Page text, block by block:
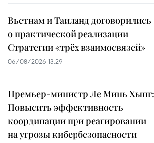
Вьетнам и Таиланд договорились
о практической реализации
Стратегии «трёх взаимосвязей»
06/08/2026 13:29
Премьер-министр Ле Минь Хынг:
Повысить эффективность
координации при реагировании
на угрозы кибербезопасности